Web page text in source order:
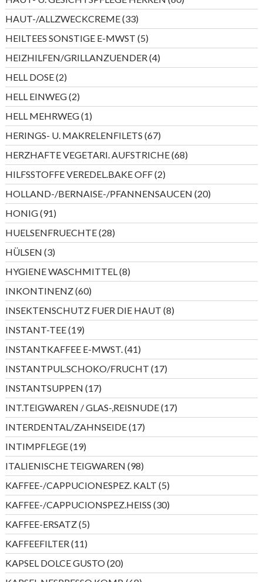
Produkte
HAUT-/ALLZWECKCREME 3333
Produkte
HEILTEES SONSTIGE E-MWST 55
Produkte
HEIZHILFEN/GRILLANZUENDER 44
Produkte
HELL DOSE 22
Produkte
HELL EINWEG 22
Produkte
HELL MEHRWEG 11
Produkt
HERINGS- U. MAKRELENFILETS 6767
Produkte
HERZHAFTE VEGETARI. AUFSTRICHE 6868
Produkte
HILFSSTOFFE VEREDEL.BAKE OFF 22
Produkte
HOLLAND-/BERNAISE-/PFANNENSAUCEN 2020
Produkte
HONIG 9191
Produkte
HUELSENFRUECHTE 2828
Produkte
HÜLSEN 33
Produkte
HYGIENE WASCHMITTEL 88
Produkte
INKONTINENZ 6060
Produkte
INSEKTENSCHUTZ FUER DIE HAUT 88
Produkte
INSTANT-TEE 1919
Produkte
INSTANTKAFFEE E-MWST. 4141
Produkte
INSTANTPUL.SCHOKO/FRUCHT 1717
Produkte
INSTANTSUPPEN 1717
Produkte
INT.TEIGWAREN / GLAS-,REISNUDE 1717
Produkte
INTERDENTAL/ZAHNSEIDE 1717
Produkte
INTIMPFLEGE 1919
Produkte
ITALIENISCHE TEIGWAREN 9898
Produkte
KAFFEE-/CAPPUCIONESPEZ. KALT 55
Produkte
KAFFEE-/CAPPUCIONSPEZ.HEISS 3030
Produkte
KAFFEE-ERSATZ 55
Produkte
KAFFEEFILTER 1111
Produkte
KAPSEL DOLCE GUSTO 2020
Produkte